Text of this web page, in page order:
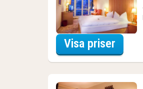
Visa priser